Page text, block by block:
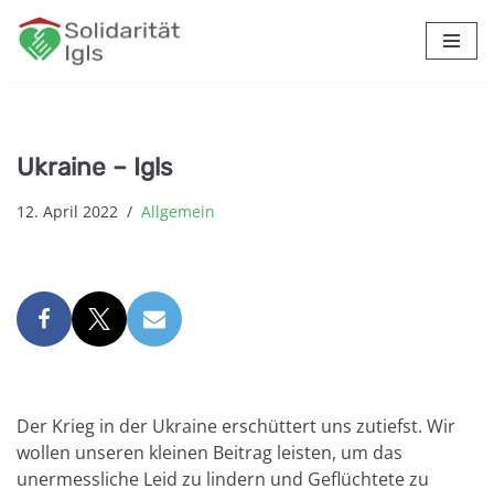
Zum
Ukraine – Igls
12. April 2022 Allgemein
Der Krieg in der Ukraine erschüttert uns zutiefst. Wir
wollen unseren kleinen Beitrag leisten, um das
unermessliche Leid zu lindern und Geflüchtete zu